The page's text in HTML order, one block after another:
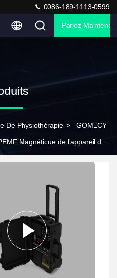
0086-189-1113-0599
Parlez
De Physiothérapie > GOMECY
Magnétique de l'appareil de